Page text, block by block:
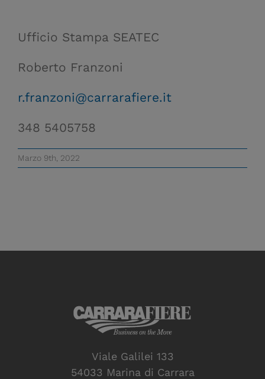
Ufficio Stampa SEATEC
Roberto Franzoni
r.franzoni@carrarafiere.it
348 5405758
Marzo 9th, 2022
Viale Galilei 133
54033 Marina di Carrara